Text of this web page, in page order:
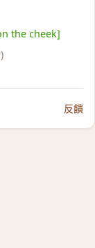
the cheek]
反饋